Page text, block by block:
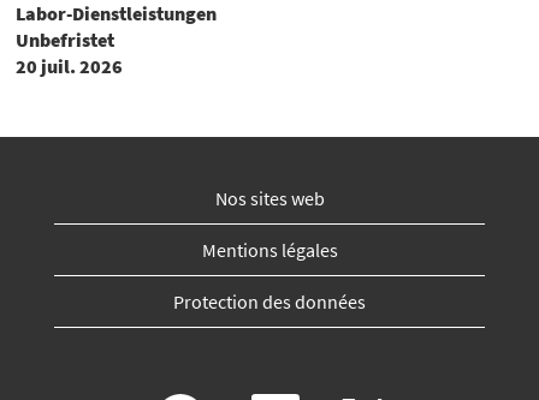
Labor-Dienstleistungen
Unbefristet
20 juil. 2026
Nos sites web
Mentions légales
Protection des données